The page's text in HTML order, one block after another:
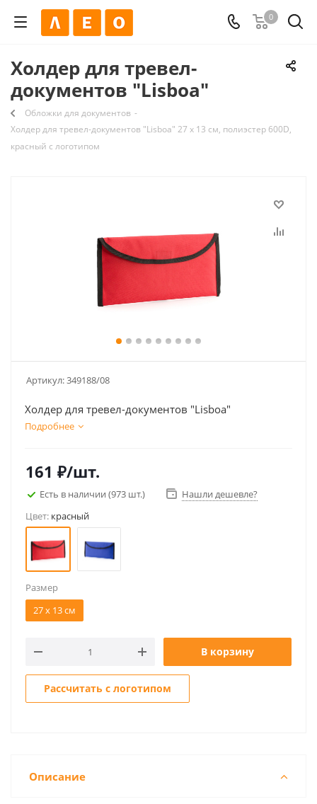
0
Холдер для тревел-
документов "Lisboa"
Обложки для документов -
Холдер для тревел-документов "Lisboa" 27 x 13 см, полиэстер 600D,
красный с логотипом
Артикул:349188/08
Холдер для тревел-документов "Lisboa"
Подробнее
161 ₽/шт.
Есть в наличии (973 шт.)
Нашли дешевле?
Цвет: красный
Размер
27 x 13 см
В корзину
Рассчитать с логотипом
Описание